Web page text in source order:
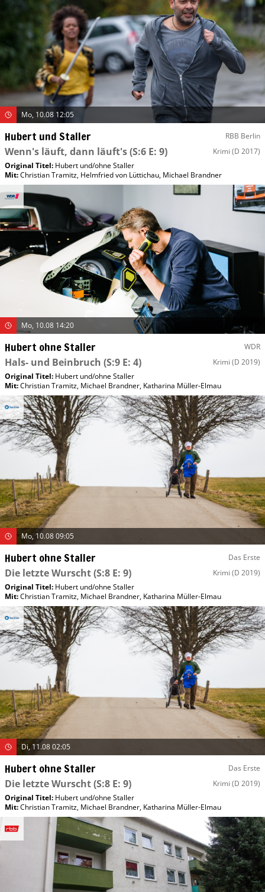
Mo, 10.08 12:05
Hubert und Staller RBB Berlin
Wenn's läuft, dann läuft's(S:6 E: 9) Krimi (D 2017)
Original Titel: Hubert und/​ohne Staller
Mit:Christian Tramitz, Helmfried von Lüttichau, Michael Brandner
Mo, 10.08 14:20
Hubert ohne Staller WDR
Hals- und Beinbruch (S:9 E: 4) Krimi (D 2019)
Original Titel: Hubert und/​ohne Staller
Mit:Christian Tramitz, Michael Brandner, Katharina Müller-Elmau
Mo, 10.08 09:05
Hubert ohne Staller Das Erste
Die letzte Wurscht(S:8 E: 9) Krimi (D 2019)
Original Titel: Hubert und/​ohne Staller
Mit:Christian Tramitz, Michael Brandner, Katharina Müller-Elmau
Di, 11.08 02:05
Hubert ohne Staller Das Erste
Die letzte Wurscht(S:8 E: 9) Krimi (D 2019)
Original Titel: Hubert und/​ohne Staller
Mit:Christian Tramitz, Michael Brandner, Katharina Müller-Elmau